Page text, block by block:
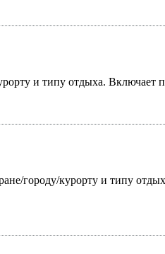
и типу отдыха. Включает
городу/курорту и типу